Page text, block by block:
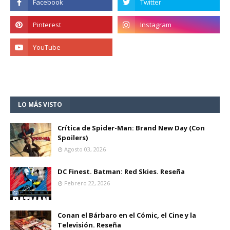
LO MÁS VISTO
Crítica de Spider-Man: Brand New Day (Con
Spoilers)
Agosto 03, 2026
DC Finest. Batman: Red Skies. Reseña
Febrero 22, 2026
Conan el Bárbaro en el Cómic, el Cine y la
Televisión. Reseña